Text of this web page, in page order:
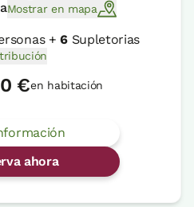
Mostrar en mapa
+6Supletorias
€en habitación
ahora